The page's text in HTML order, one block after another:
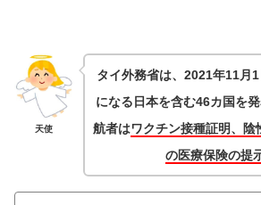
天使
タイ外務省は、2021年11月
になる日本を含む46カ国を
航者はワクチン接種証明、
の医療保険の提